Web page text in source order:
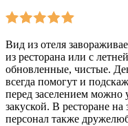
Вид из отеля
из ресторана или с
обновленные, чистые.
всегда помогут и
перед заселением можно
закуской. В ресторане на
персонал также